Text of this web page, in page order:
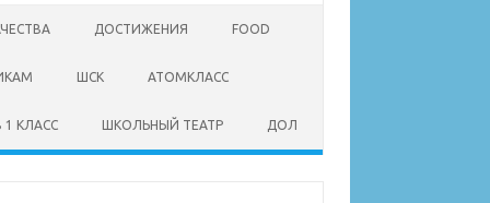
ДОСТИЖЕНИЯ FOOD
ШСК АТОМКЛАСС
1 КЛАСС ШКОЛЬНЫЙ ТЕАТР ДОЛ